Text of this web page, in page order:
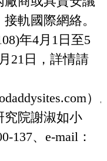
軌國際網絡。
年4月1日至5
21日，詳情請
）
究院謝淑如小
137、e-mail：